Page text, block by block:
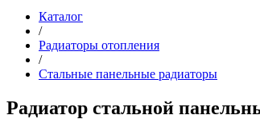
Каталог
/
Радиаторы отопления
/
Стальные панельные радиаторы
Радиатор стальной